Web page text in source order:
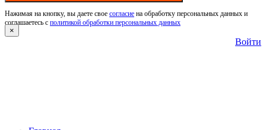
Нажимая на кнопку, вы даете свое согласие на обработку персональных данных и
соглашаетесь с политикой обработки персональных данных
×
Войти